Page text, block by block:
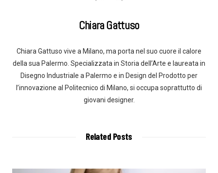
Chiara Gattuso
Chiara Gattuso vive a Milano, ma porta nel suo cuore il calore
della sua Palermo. Specializzata in Storia dell’Arte e laureata in
Disegno Industriale a Palermo e in Design del Prodotto per
l’innovazione al Politecnico di Milano, si occupa soprattutto di
giovani designer.
Related Posts